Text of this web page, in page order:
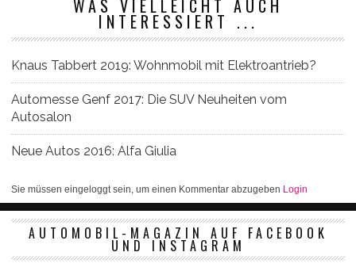
WAS VIELLEICHT AUCH
INTERESSIERT ...
Knaus Tabbert 2019: Wohnmobil mit Elektroantrieb?
Automesse Genf 2017: Die SUV Neuheiten vom
Autosalon
Neue Autos 2016: Alfa Giulia
Sie müssen eingeloggt sein, um einen Kommentar abzugeben Login
AUTOMOBIL-MAGAZIN AUF FACEBOOK
UND INSTAGRAM